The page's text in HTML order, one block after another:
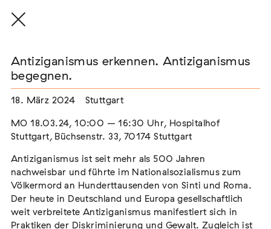
THE THREAD THAT HOLDS / DER FADEN,
DER HÄLT
Extern
22. Juli 2026 - 04. Oktober 2026 Augsburg
Der Weg der Sinti und Roma
Antiziganismus erkennen. Antiziganismus
begegnen.
18. März 2024 Stuttgart
MO 18.03.24, 10:00 – 16:30 Uhr, Hospitalhof
Stuttgart, Büchsenstr. 33, 70174 Stuttgart
Antiziganismus ist seit mehr als 500 Jahren
nachweisbar und führte im Nationalsozialismus zum
Völkermord an Hunderttausenden von Sinti und Roma.
Der heute in Deutschland und Europa gesellschaftlich
weit verbreitete Antiziganismus manifestiert sich in
Praktiken der Diskriminierung und Gewalt. Zugleich ist